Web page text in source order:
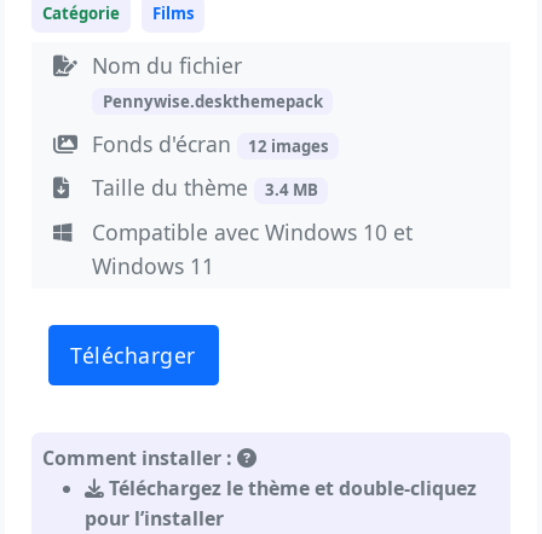
Catégorie Films
Nom du fichier
Pennywise.deskthemepack
Fonds d'écran 12 images
Taille du thème 3.4 MB
Compatible avec Windows 10 et
Windows 11
Télécharger
Comment installer :
Téléchargez le thème et double-cliquez
pour l’installer